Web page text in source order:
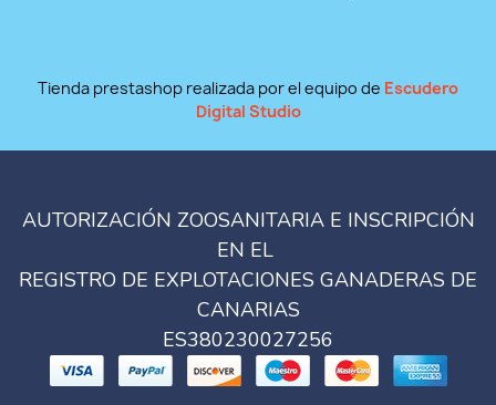
Tienda prestashop realizada por el equipo de Escudero
Digital Studio
AUTORIZACIÓN ZOOSANITARIA E INSCRIPCIÓN
EN EL
REGISTRO DE EXPLOTACIONES GANADERAS DE
CANARIAS
ES380230027256